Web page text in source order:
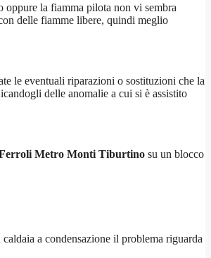
oppure la fiamma pilota non vi sembra
delle fiamme libere, quindi meglio
le eventuali riparazioni o sostituzioni che la
delle anomalie a cui si è assistito
Metro Monti Tiburtino su un blocco
a condensazione il problema riguarda